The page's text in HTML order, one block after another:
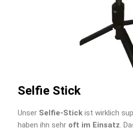
Selfie Stick
Unser Selfie-Stick ist wirklich
haben ihn sehr oft im Einsatz.